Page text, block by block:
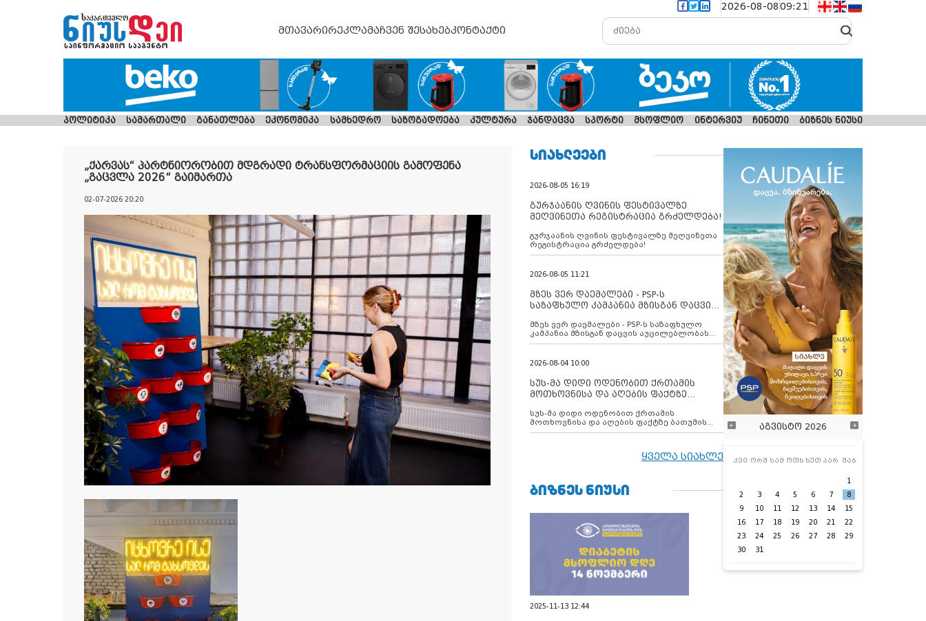
2026-08-0809:21
მთავარირეკლამაჩვენ შესახებკონტაქტი
პოლიტიკა სამართალი განათლება ეკონომიკა სამხედრო საზოგადოება კულტურა ჯანდაცვა სპორტი მსოფლიო ინტერვიუ ჩინეთი ბიზნეს ნიუსი
„ქარვას“ პარტნიორობით მდგრადი ტრანსფორმაციის გამოფენა
„გაცვლა 2026“ გაიმართა
02-07-2026 20:20
ᲡᲘᲐᲮᲚᲔᲔᲑᲘ
2026-08-05 16:19
გურჯაანის ღვინის ფესტივალზე
მეღვინეთა რეგისტრაცია გრძელდება!
გურჯაანის ღვინის ფესტივალზე მეღვინეთა
რეგისტრაცია გრძელდება!
2026-08-05 11:21
მზეს ვერ დაემალები - PSP-ს
საზაფხულო კამპანია მზისგან დაცვის
მზეს ვერ დაემალები - PSP-ს საზაფხულო
კამპანია მზისგან დაცვის აუცილებლობას
გვახსენებს
2026-08-04 10:00
სუს-მა დიდი ოდენობით ქრთამის
მოთხოვნისა და აღების ფაქტზე
დააკავა
სუს-მა დიდი ოდენობით ქრთამის
მოთხოვნისა და აღების ფაქტზე ბათუმის
მერიის თანამშრომელი დააკავა
ყველა სიახლე
ᲑᲘᲖᲜᲔᲡ ᲜᲘᲣᲡᲘ
2025-11-13 12:44
აგვისტო 2026
კვი ორშ სამ ოთხ ხუთ პარ შაბ
1
2
3 4 5 6 7
8
9
10 11 12 13 14
15
16
17 18 19 20 21
22
23
24 25 26 27 28
29
30
31